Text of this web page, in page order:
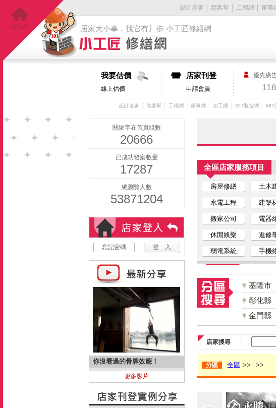
居家大小事，找它有丿步-小工匠修繕網
設計老爹 窩客幫 工程網 家事
我要估價
線上估價
店家刊登
申請會員
優先廣
116
設計老爹 窩客幫 工程網 家事網 加工網 MIT製造網 MIT
關鍵字在首頁組數
20666
已成功發案數量
17287
總瀏覽人數
53871204
忘記密碼
你沒看過的骨牌效應！
更多影片
全區店家服務項目
房屋修繕 土木
水電工程 建築
搬家公司 電器
休閒娛樂 進修
弱電系統 手機
基隆市
彰化縣
金門縣
店家搜尋
分區 全區 >> >>